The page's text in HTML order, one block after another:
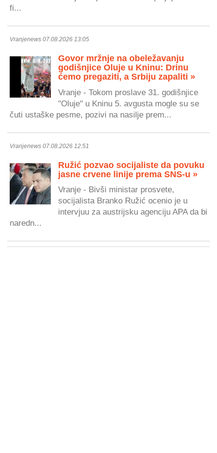
fi...
Vranjenews 07.08.2026 13:05
Govor mržnje na obeležavanju
godišnjice Oluje u Kninu: Drinu
ćemo pregaziti, a Srbiju zapaliti »
Vranje - Tokom proslave 31. godišnjice
"Oluje" u Kninu 5. avgusta mogle su se
čuti ustaške pesme, pozivi na nasilje prem...
Vranjenews 07.08.2026 12:51
Ružić pozvao socijaliste da povuku
jasne crvene linije prema SNS-u »
Vranje - Bivši ministar prosvete,
socijalista Branko Ružić ocenio je u
intervjuu za austrijsku agenciju APA da bi
naredn...